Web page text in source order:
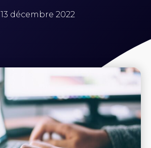
13 décembre 2022